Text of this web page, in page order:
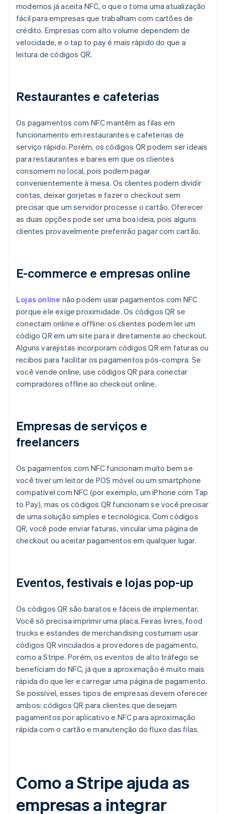
modernos já aceita NFC, o que o torna uma atualização
fácil para empresas que trabalham com cartões de
crédito. Empresas com alto volume dependem de
velocidade, e o tap to pay é mais rápido do que a
leitura de códigos QR.
Restaurantes e cafeterias
Os pagamentos com NFC mantêm as filas em
funcionamento em restaurantes e cafeterias de
serviço rápido. Porém, os códigos QR podem ser ideais
para restaurantes e bares em que os clientes
consomem no local, pois podem pagar
convenientemente à mesa. Os clientes podem dividir
contas, deixar gorjetas e fazer o checkout sem
precisar que um servidor processe o cartão. Oferecer
as duas opções pode ser uma boa ideia, pois alguns
clientes provavelmente preferirão pagar com cartão.
E-commerce e empresas online
Lojas online não podem usar pagamentos com NFC
porque ele exige proximidade. Os códigos QR se
conectam online e offline: os clientes podem ler um
código QR em um site para ir diretamente ao checkout.
Alguns varejistas incorporam códigos QR em faturas ou
recibos para facilitar os pagamentos pós-compra. Se
você vende online, use códigos QR para conectar
compradores offline ao checkout online.
Empresas de serviços e
freelancers
Os pagamentos com NFC funcionam muito bem se
você tiver um leitor de POS móvel ou um smartphone
compatível com NFC (por exemplo, um iPhone com Tap
to Pay), mas os códigos QR funcionam se você precisar
de uma solução simples e tecnológica. Com códigos
QR, você pode enviar faturas, vincular uma página de
checkout ou aceitar pagamentos em qualquer lugar.
Eventos, festivais e lojas pop-up
Os códigos QR são baratos e fáceis de implementar.
Você só precisa imprimir uma placa. Feiras livres, food
trucks e estandes de merchandising costumam usar
códigos QR vinculados a provedores de pagamento,
como a Stripe. Porém, os eventos de alto tráfego se
beneficiam do NFC, já que a aproximação é muito mais
rápida do que ler e carregar uma página de pagamento.
Se possível, esses tipos de empresas devem oferecer
ambos: códigos QR para clientes que desejam
pagamentos por aplicativo e NFC para aproximação
rápida com o cartão e manutenção do fluxo das filas.
Como a Stripe ajuda as
empresas a integrar